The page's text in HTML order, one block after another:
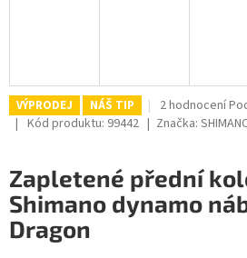
VÝPRODEJ NÁŠ TIP
Průměrné
hodnocení
5,0
z
5
2 hodnocení
Kód produktu: 99442 Značka:
Zapletené přední
Shimano dynamo
Dragon